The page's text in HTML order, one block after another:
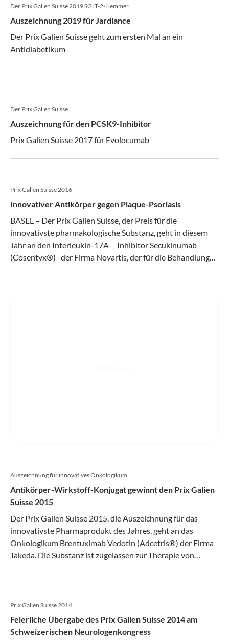
Der Prix Galien Suisse 2019 SGLT-2-Hemmer
Auszeichnung 2019 für Jardiance
Der Prix Galien Suisse geht zum ersten Mal an ein
Antidiabetikum
Der Prix Galien Suisse
Auszeichnung für den PCSK9-Inhibitor
Prix Galien Suisse 2017 für Evolocumab
Prix Galien Suisse 2016
Innovativer Antikörper gegen Plaque-Psoriasis
BASEL – Der Prix Galien Suisse, der Preis für die
innovativste pharmakologische Substanz, geht in diesem
Jahr an den Interleukin-17A- Inhibitor Secukinumab
(Cosentyx®) der Firma Novartis, der für die Behandlung
Auszeichnung für innovatives Onkologikum
Antikörper-Wirkstoff-Konjugat gewinnt den Prix Galien
Suisse 2015
Der Prix Galien Suisse 2015, die Auszeichnung für das
innovativste Pharmaprodukt des Jahres, geht an das
Onkologikum Brentuximab Vedotin (Adcetris®) der Firma
Takeda. Die Substanz ist zugelassen zur Therapie von
Prix Galien Suisse 2014
Feierliche Übergabe des Prix Galien Suisse 2014 am
Schweizerischen Neurologenkongress